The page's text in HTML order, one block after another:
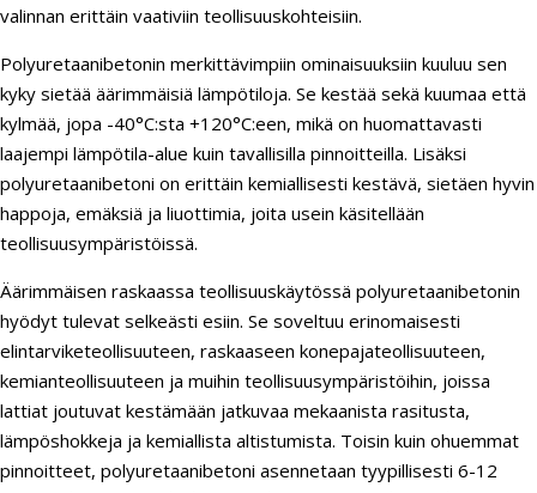
valinnan erittäin vaativiin teollisuuskohteisiin.
Polyuretaanibetonin merkittävimpiin ominaisuuksiin kuuluu sen
kyky sietää äärimmäisiä lämpötiloja. Se kestää sekä kuumaa että
kylmää, jopa -40°C:sta +120°C:een, mikä on huomattavasti
laajempi lämpötila-alue kuin tavallisilla pinnoitteilla. Lisäksi
polyuretaanibetoni on erittäin kemiallisesti kestävä, sietäen hyvin
happoja, emäksiä ja liuottimia, joita usein käsitellään
teollisuusympäristöissä.
Äärimmäisen raskaassa teollisuuskäytössä polyuretaanibetonin
hyödyt tulevat selkeästi esiin. Se soveltuu erinomaisesti
elintarviketeollisuuteen, raskaaseen konepajateollisuuteen,
kemianteollisuuteen ja muihin teollisuusympäristöihin, joissa
lattiat joutuvat kestämään jatkuvaa mekaanista rasitusta,
lämpöshokkeja ja kemiallista altistumista. Toisin kuin ohuemmat
pinnoitteet, polyuretaanibetoni asennetaan tyypillisesti 6-12